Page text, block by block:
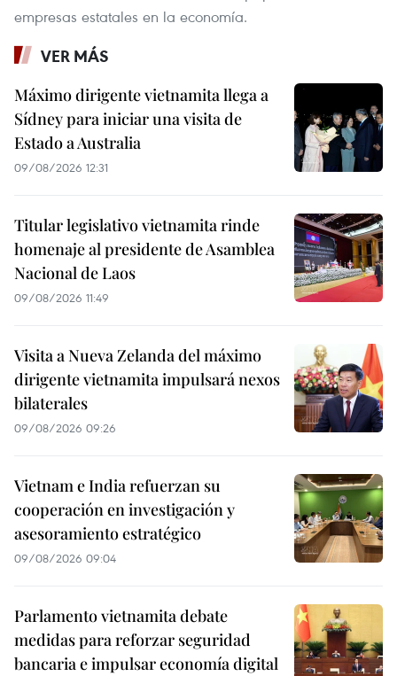
empresas estatales en la economía.
VER MÁS
Máximo dirigente vietnamita llega a
Sídney para iniciar una visita de
Estado a Australia
09/08/2026 12:31
Titular legislativo vietnamita rinde
homenaje al presidente de Asamblea
Nacional de Laos
09/08/2026 11:49
Visita a Nueva Zelanda del máximo
dirigente vietnamita impulsará nexos
bilaterales
09/08/2026 09:26
Vietnam e India refuerzan su
cooperación en investigación y
asesoramiento estratégico
09/08/2026 09:04
Parlamento vietnamita debate
medidas para reforzar seguridad
bancaria e impulsar economía digital